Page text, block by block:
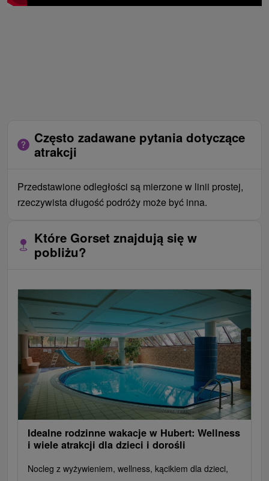
Często zadawane pytania dotyczące
atrakcji
Przedstawione odległości są mierzone w linii prostej,
rzeczywista długość podróży może być inna.
Które Gorset znajdują się w
pobliżu?
Idealne rodzinne wakacje w Hubert: Wellness
i wiele atrakcji dla dzieci i dorośli
Nocleg z wyżywieniem, wellness, kącikiem dla dzieci,